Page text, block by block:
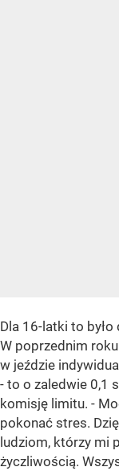
Dla 16-latki to
W poprzednim
w jeździe
- to o zaledwie 0,1
komisję limitu. -
pokonać stres.
ludziom, którzy mi
życzliwością.